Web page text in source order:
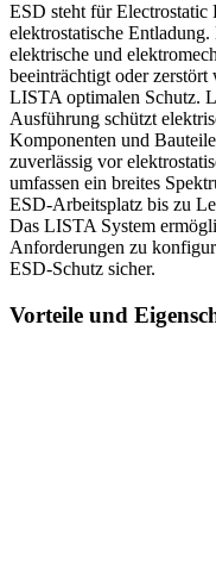
ESD steht für Electrostatic
elektrostatische
elektrische und
beeinträchtigt oder
LISTA optimalen Schutz.
Ausführung schützt
Komponenten und
zuverlässig vor
umfassen ein breites
ESD-Arbeitsplatz bis zu
Das LISTA System
Anforderungen zu
ESD-Schutz sicher.
Vorteile und